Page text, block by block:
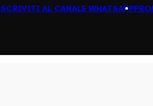
AL CANALE WHATSAPP